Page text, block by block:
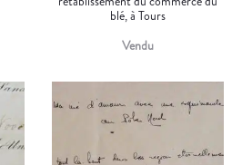
blé, à Tours
Vendu